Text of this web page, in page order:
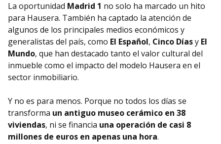
La oportunidad Madrid 1 no solo ha marcado un hito
para Hausera. También ha captado la atención de
algunos de los principales medios económicos y
generalistas del país, como El Español, Cinco Díasy El
Mundo, que han destacado tanto el valor cultural del
inmueble como el impacto del modelo Hausera en el
sector inmobiliario.
Y no es para menos. Porque no todos los días se
transforma un antiguo museo cerámico en 38
viviendas, ni se financia una operación de casi 8
millones de euros en apenas una hora.